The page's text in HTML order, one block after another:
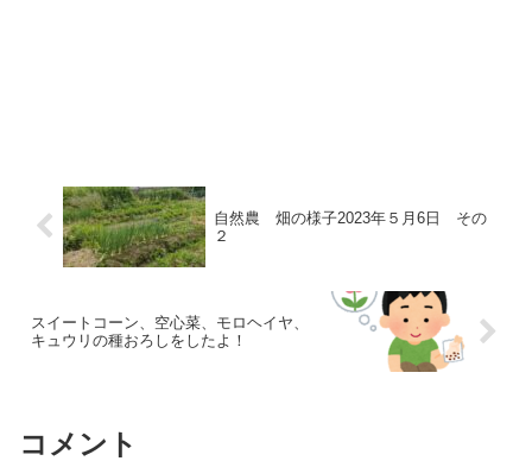
自然農 畑の様子2023年５月6日 その
２
スイートコーン、空心菜、モロヘイヤ、
キュウリの種おろしをしたよ！
コメント